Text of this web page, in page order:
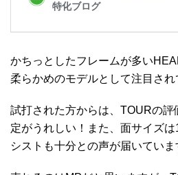
かちっとしたフレームが多い
柔らかめのモデルとして注目され
試打された方からは、TOURの
定がうれしい！また、面サイズ
シストも十分との声が届いていま